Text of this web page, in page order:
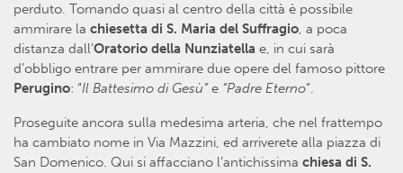
perduto. Tornando quasi al centro della città è possibile
ammirare la chiesetta di S. Maria del Suffragio, a poca
distanza dall’Oratorio della Nunziatella e, in cui sarà
d’obbligo entrare per ammirare due opere del famoso pittore
Perugino: “Il Battesimo di Gesù”e “Padre Eterno“.
Proseguite ancora sulla medesima arteria, che nel frattempo
ha cambiato nome in Via Mazzini, ed arriverete alla piazza di
San Domenico. Qui si affacciano l’antichissima chiesa di S.